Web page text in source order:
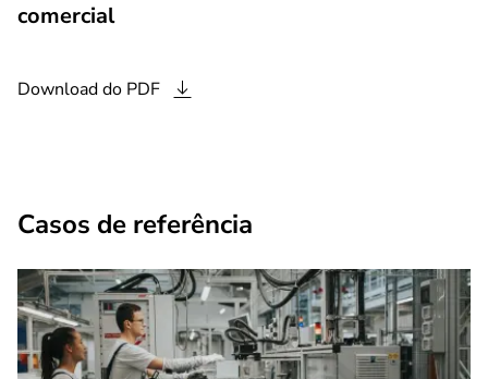
comercial
Download do PDF
Casos de referência